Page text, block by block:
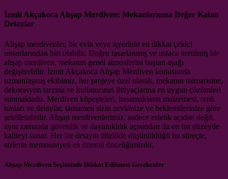
İzmit Akçakoca Ahşap Merdiven: Mekanlarınıza Değer Katan
Detaylar
Ahşap merdivenler, bir evin veya işyerinin en dikkat çekici
unsurlarından biri olabilir. Doğru tasarlanmış ve ustaca üretilmiş bir
ahşap merdiven, mekanın genel atmosferini baştan aşağı
değiştirebilir. İzmit Akçakoca Ahşap Merdiven konusunda
uzmanlaşmış ekibimiz, her projeye özel olarak, mekanın mimarisine,
dekorasyon tarzına ve kullanıcının ihtiyaçlarına en uygun çözümleri
sunmaktadır. Merdiven küpeşteleri, basamakların malzemesi, renk
tonları ve detaylar, tamamen sizin zevkinize ve beklentilerinize göre
şekillendirilir. Ahşap merdivenlerimiz, sadece estetik açıdan değil,
aynı zamanda güvenlik ve dayanıklılık açısından da en üst düzeyde
kaliteyi sunar. Her bir detayın titizlikle düşünüldüğü bu süreçte,
sizlerin memnuniyeti en önemli önceliğimizdir.
Ahşap Merdiven Seçiminde Dikkat Edilmesi Gerekenler